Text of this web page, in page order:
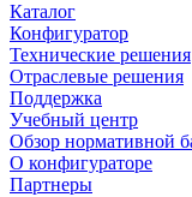
Каталог
Конфигуратор
Технические решения
Отраслевые решения
Поддержка
Учебный центр
Обзор нормативной
О конфигураторе
Партнеры